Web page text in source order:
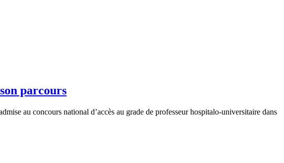
parcours
au concours national d’accès au grade de professeur hospitalo-universitaire dans